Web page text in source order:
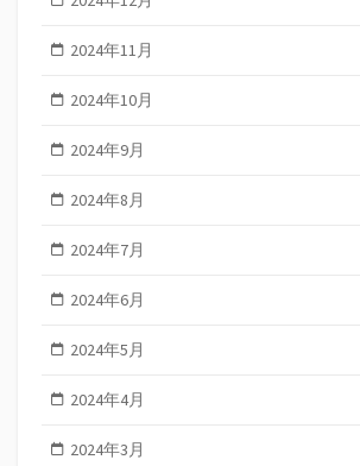
2024年11月
2024年10月
2024年9月
2024年8月
2024年7月
2024年6月
2024年5月
2024年4月
2024年3月